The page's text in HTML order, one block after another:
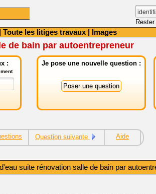
| Toute les litiges travaux | Images
de bain par autoentrepreneur
: Je pose une nouvelle question :
Question suivante Aide
suite rénovation salle de bain par